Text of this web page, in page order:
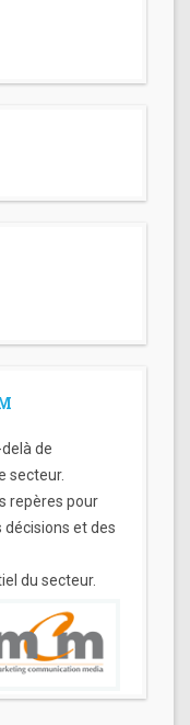
de
secteur.
repères pour
et des
du secteur.